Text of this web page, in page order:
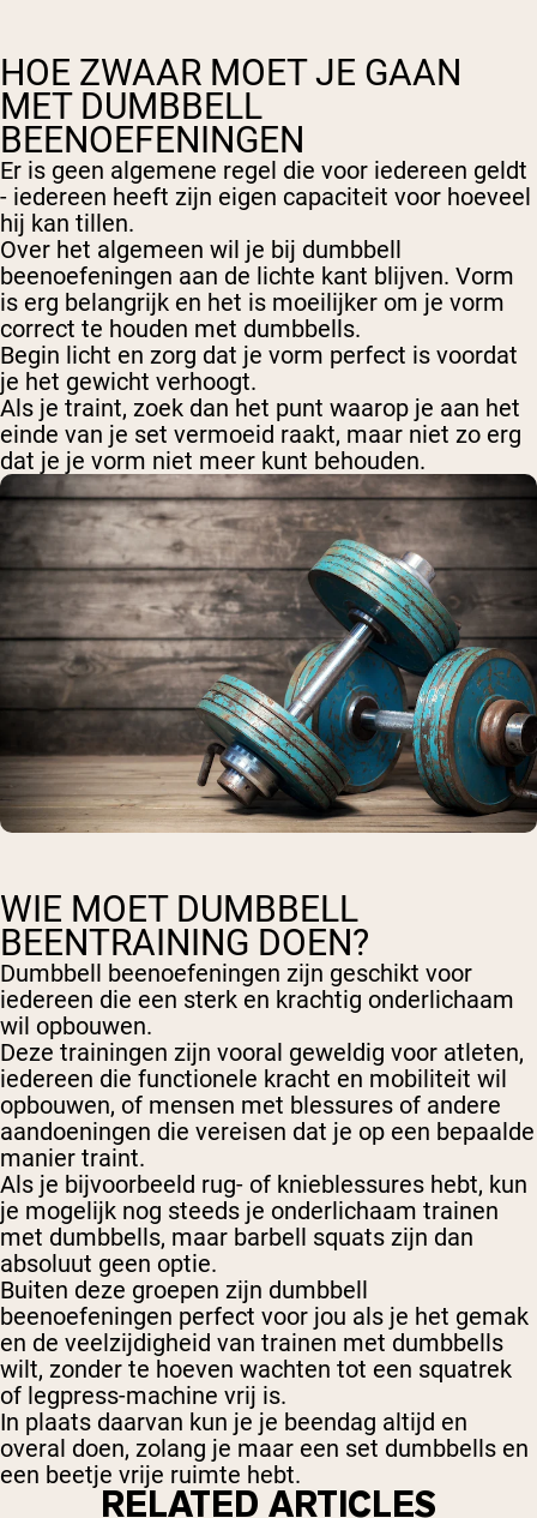
HOE ZWAAR MOET JE GAAN
MET DUMBBELL
BEENOEFENINGEN
Er is geen algemene regel die voor iedereen geldt
- iedereen heeft zijn eigen capaciteit voor hoeveel
hij kan tillen.
Over het algemeen wil je bij dumbbell
beenoefeningen aan de lichte kant blijven. Vorm
is erg belangrijk en het is moeilijker om je vorm
correct te houden met dumbbells.
Begin licht en zorg dat je vorm perfect is voordat
je het gewicht verhoogt.
Als je traint, zoek dan het punt waarop je aan het
einde van je set vermoeid raakt, maar niet zo erg
dat je je vorm niet meer kunt behouden.
WIE MOET DUMBBELL
BEENTRAINING DOEN?
Dumbbell beenoefeningen zijn geschikt voor
iedereen die een sterk en krachtig onderlichaam
wil opbouwen.
Deze trainingen zijn vooral geweldig voor atleten,
iedereen die functionele kracht en mobiliteit wil
opbouwen, of mensen met blessures of andere
aandoeningen die vereisen dat je op een bepaalde
manier traint.
Als je bijvoorbeeld rug- of knieblessures hebt, kun
je mogelijk nog steeds je onderlichaam trainen
met dumbbells, maar barbell squats zijn dan
absoluut geen optie.
Buiten deze groepen zijn dumbbell
beenoefeningen perfect voor jou als je het gemak
en de veelzijdigheid van trainen met dumbbells
wilt, zonder te hoeven wachten tot een squatrek
of legpress-machine vrij is.
In plaats daarvan kun je je beendag altijd en
overal doen, zolang je maar een set dumbbells en
een beetje vrije ruimte hebt.
RELATED ARTICLES